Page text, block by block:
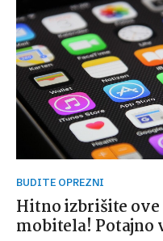
BUDITE OPREZNI
Hitno izbrišite
mobitela! Potajno